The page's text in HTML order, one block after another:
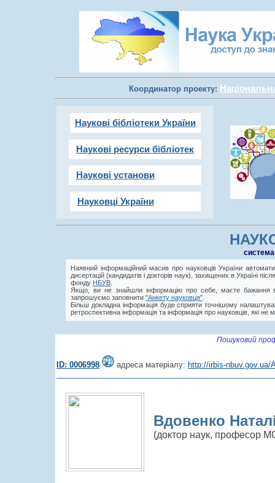
Координатор проекту:
Наукові бібліотеки України
Наукові ресурси бібліотек
Наукові установи
Науковці України
cистема
Наявний інформаційний масив про науковців України
дисертацій (кандидатів і докторів наук), захищених в Україні
фонду НБУВ
Якщо, ви не знайшли інформацію про себе, маєте бажання
запрошуємо заповнити "Анкету науковця"
Більш докладна інформація буде сприяти точнішому
ретроспективна інформація та інформація про науковців, які не
Пошуковий
ID: 0006998 адреса матеріалу: http://irbis-nbuv.gov.ua/
Вдовенко
(доктор наук, професор